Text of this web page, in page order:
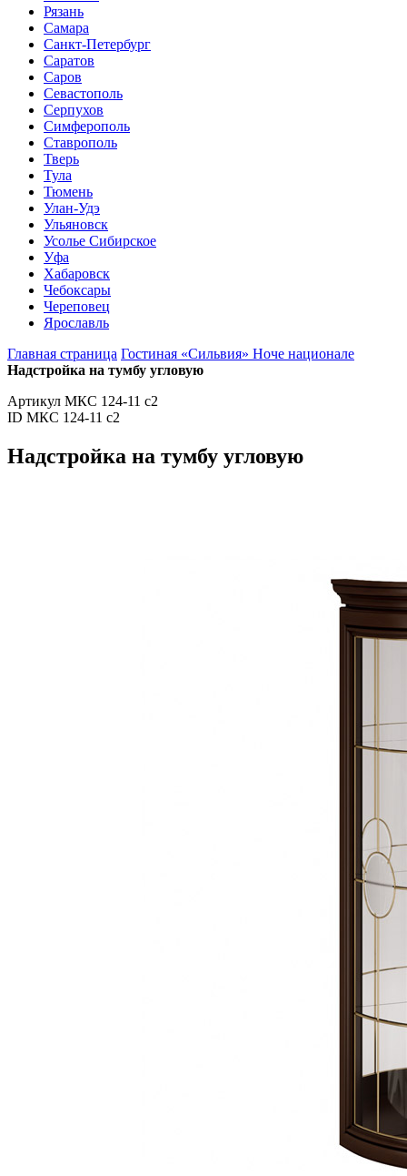
Рязань
Самара
Санкт-Петербург
Саратов
Саров
Севастополь
Серпухов
Симферополь
Ставрополь
Тверь
Тула
Тюмень
Улан-Удэ
Ульяновск
Усолье Сибирское
Уфа
Хабаровск
Чебоксары
Череповец
Ярославль
Главная страница Гостиная «Сильвия» Ноче национале
Надстройка на тумбу угловую
Артикул МКС 124-11 с2
ID МКС 124-11 с2
Надстройка на тумбу угловую